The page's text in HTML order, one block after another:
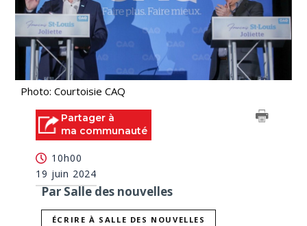
Photo: Courtoisie CAQ
Partager à
ma communauté
10h00
19 juin 2024
Par Salle des nouvelles
ÉCRIRE À SALLE DES NOUVELLES